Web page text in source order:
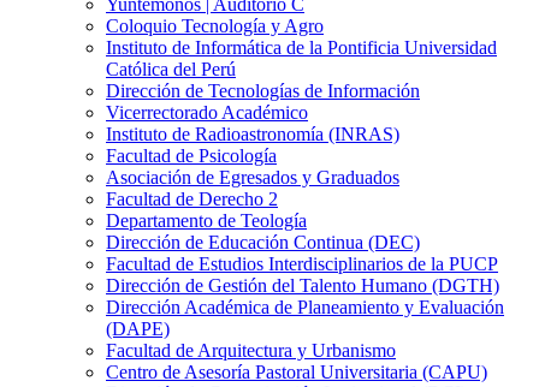
Yuntémonos | Auditorio C
Coloquio Tecnología y Agro
Instituto de Informática de la Pontificia Universidad
Católica del Perú
Dirección de Tecnologías de Información
Vicerrectorado Académico
Instituto de Radioastronomía (INRAS)
Facultad de Psicología
Asociación de Egresados y Graduados
Facultad de Derecho 2
Departamento de Teología
Dirección de Educación Continua (DEC)
Facultad de Estudios Interdisciplinarios de la PUCP
Dirección de Gestión del Talento Humano (DGTH)
Dirección Académica de Planeamiento y Evaluación
(DAPE)
Facultad de Arquitectura y Urbanismo
Centro de Asesoría Pastoral Universitaria (CAPU)